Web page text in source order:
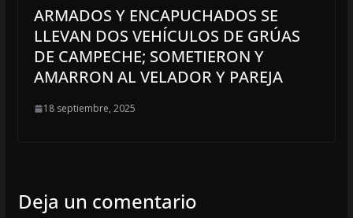
ARMADOS Y ENCAPUCHADOS SE
LLEVAN DOS VEHÍCULOS DE GRÚAS
DE CAMPECHE; SOMETIERON Y
AMARRON AL VELADOR Y PAREJA
18 septiembre, 2025
Deja un comentario